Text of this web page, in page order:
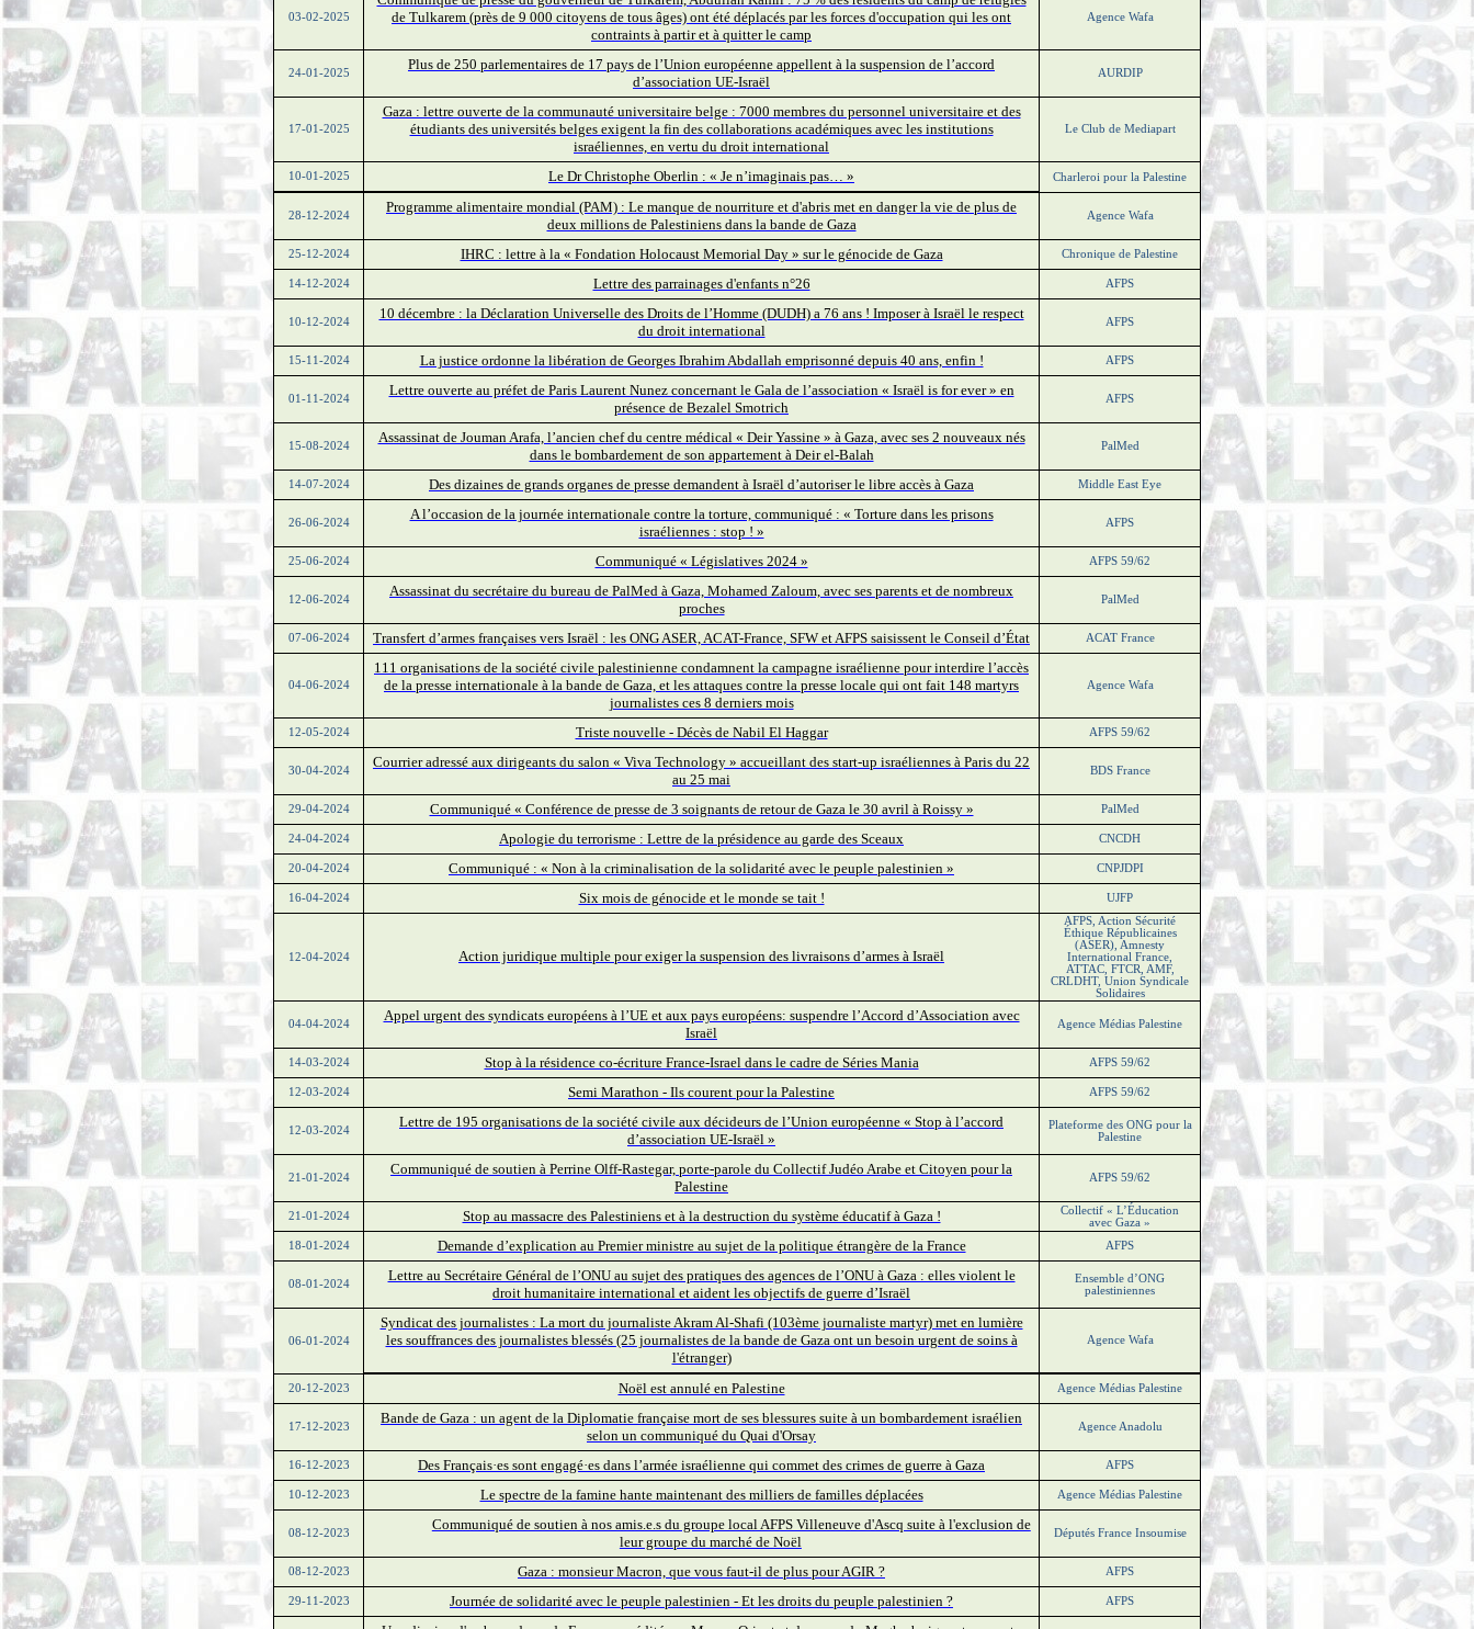
03-02-2025
de Tulkarem (près de 9 000 citoyens de tous âges) ont été déplacés par les forces d'occupation qui les ont
contraints à partir et à quitter le camp
Agence Wafa
24-01-2025
Plus de 250 parlementaires de 17 pays de l’Union européenne appellent à la suspension de l’accord
d’association UE-Israël
AURDIP
17-01-2025
Gaza : lettre ouverte de la communauté universitaire belge : 7000 membres du personnel universitaire et des
étudiants des universités belges exigent la fin des collaborations académiques avec les institutions
israéliennes, en vertu du droit international
Le Club de Mediapart
10-01-2025 Le Dr Christophe Oberlin : « Je n’imaginais pas… » Charleroi pour la Palestine
28-12-2024
Programme alimentaire mondial (PAM) : Le manque de nourriture et d'abris met en danger la vie de plus de
deux millions de Palestiniens dans la bande de Gaza
Agence Wafa
25-12-2024 IHRC : lettre à la « Fondation Holocaust Memorial Day » sur le génocide de Gaza Chronique de Palestine
14-12-2024 Lettre des parrainages d'enfants n°26 AFPS
10-12-2024
10 décembre : la Déclaration Universelle des Droits de l’Homme (DUDH) a 76 ans ! Imposer à Israël le respect
du droit international
AFPS
15-11-2024 La justice ordonne la libération de Georges Ibrahim Abdallah emprisonné depuis 40 ans, enfin ! AFPS
01-11-2024
Lettre ouverte au préfet de Paris Laurent Nunez concernant le Gala de l’association « Israël is for ever » en
présence de Bezalel Smotrich
AFPS
15-08-2024
Assassinat de Jouman Arafa, l’ancien chef du centre médical « Deir Yassine » à Gaza, avec ses 2 nouveaux nés
dans le bombardement de son appartement à Deir el-Balah
PalMed
14-07-2024 Des dizaines de grands organes de presse demandent à Israël d’autoriser le libre accès à Gaza Middle East Eye
26-06-2024
A l’occasion de la journée internationale contre la torture, communiqué : « Torture dans les prisons
israéliennes : stop ! »
AFPS
25-06-2024 Communiqué « Législatives 2024 » AFPS 59/62
12-06-2024
Assassinat du secrétaire du bureau de PalMed à Gaza, Mohamed Zaloum, avec ses parents et de nombreux
proches
PalMed
07-06-2024 Transfert d’armes françaises vers Israël : les ONG ASER, ACAT-France, SFW et AFPS saisissent le Conseil d’État ACAT France
04-06-2024
111 organisations de la société civile palestinienne condamnent la campagne israélienne pour interdire l’accès
de la presse internationale à la bande de Gaza, et les attaques contre la presse locale qui ont fait 148 martyrs
journalistes ces 8 derniers mois
Agence Wafa
12-05-2024 Triste nouvelle - Décès de Nabil El Haggar AFPS 59/62
30-04-2024
Courrier adressé aux dirigeants du salon « Viva Technology » accueillant des start-up israéliennes à Paris du 22
au 25 mai
BDS France
29-04-2024 Communiqué « Conférence de presse de 3 soignants de retour de Gaza le 30 avril à Roissy » PalMed
24-04-2024 Apologie du terrorisme : Lettre de la présidence au garde des Sceaux CNCDH
20-04-2024 Communiqué : « Non à la criminalisation de la solidarité avec le peuple palestinien » CNPJDPI
16-04-2024 Six mois de génocide et le monde se tait ! UJFP
12-04-2024 Action juridique multiple pour exiger la suspension des livraisons d’armes à Israël
AFPS, Action Sécurité
Éthique Républicaines
(ASER), Amnesty
International France,
ATTAC, FTCR, AMF,
CRLDHT, Union Syndicale
Solidaires
04-04-2024
Appel urgent des syndicats européens à l’UE et aux pays européens: suspendre l’Accord d’Association avec
Israël
Agence Médias Palestine
14-03-2024 Stop à la résidence co-écriture France-Israel dans le cadre de Séries Mania AFPS 59/62
12-03-2024 Semi Marathon - Ils courent pour la Palestine AFPS 59/62
12-03-2024
Lettre de 195 organisations de la société civile aux décideurs de l’Union européenne « Stop à l’accord
d’association UE-Israël »
Plateforme des ONG pour la
Palestine
21-01-2024
Communiqué de soutien à Perrine Olff-Rastegar, porte-parole du Collectif Judéo Arabe et Citoyen pour la
Palestine
AFPS 59/62
21-01-2024 Stop au massacre des Palestiniens et à la destruction du système éducatif à Gaza !
Collectif « L’Éducation
avec Gaza »
18-01-2024
Demande d’explication au Premier ministre au sujet de la politique étrangère de la France AFPS
08-01-2024
Lettre au Secrétaire Général de l’ONU au sujet des pratiques des agences de l’ONU à Gaza : elles violent le
droit humanitaire international et aident les objectifs de guerre d’Israël
Ensemble d’ONG
palestiniennes
06-01-2024
Syndicat des journalistes : La mort du journaliste Akram Al-Shafi (103ème journaliste martyr) met en lumière
les souffrances des journalistes blessés (25 journalistes de la bande de Gaza ont un besoin urgent de soins à
l'étranger)
Agence Wafa
20-12-2023 Noël est annulé en Palestine Agence Médias Palestine
17-12-2023
Bande de Gaza : un agent de la Diplomatie française mort de ses blessures suite à un bombardement israélien
selon un communiqué du Quai d'Orsay
Agence Anadolu
16-12-2023 Des Français·es sont engagé·es dans l’armée israélienne qui commet des crimes de guerre à Gaza AFPS
10-12-2023 Le spectre de la famine hante maintenant des milliers de familles déplacées Agence Médias Palestine
08-12-2023
Communiqué de soutien à nos amis.e.s du groupe local AFPS Villeneuve d'Ascq suite à l'exclusion de
leur groupe du marché de Noël
Députés France Insoumise
08-12-2023 Gaza : monsieur Macron, que vous faut-il de plus pour AGIR ? AFPS
29-11-2023 Journée de solidarité avec le peuple palestinien - Et les droits du peuple palestinien ? AFPS